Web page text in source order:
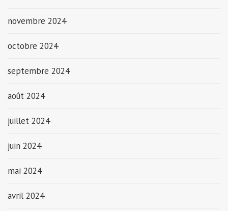
novembre 2024
octobre 2024
septembre 2024
août 2024
juillet 2024
juin 2024
mai 2024
avril 2024